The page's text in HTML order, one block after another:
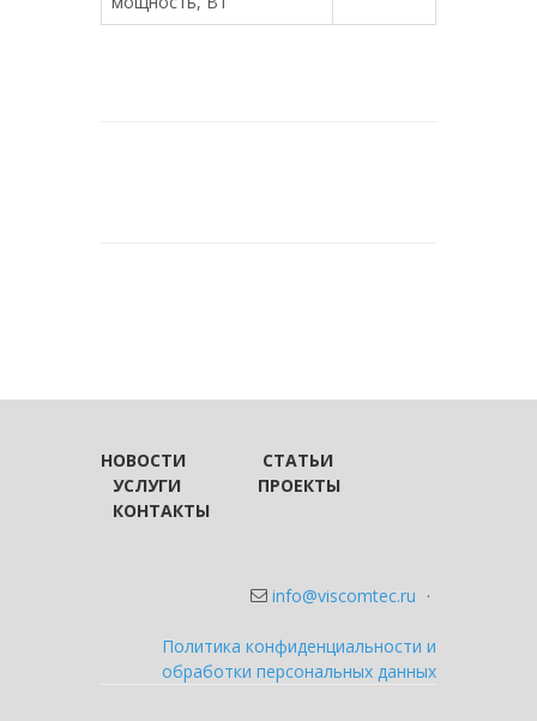
НОВОСТИ
СТАТЬИ
УСЛУГИ
ПРОЕКТЫ
КОНТАКТЫ
info@viscomtec.ru ·
Политика конфиденциальности и
обработки персональных данных